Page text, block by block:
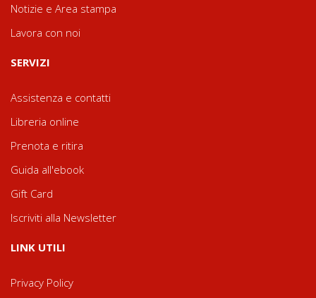
Notizie e Area stampa
Lavora con noi
SERVIZI
Assistenza e contatti
Libreria online
Prenota e ritira
Guida all'ebook
Gift Card
Iscriviti alla Newsletter
LINK UTILI
Privacy Policy